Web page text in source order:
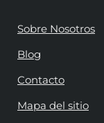
Sobre Nosotros
Blog
Contacto
Mapa del sitio